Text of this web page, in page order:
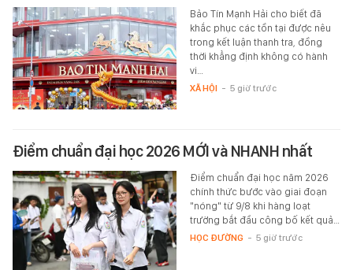
Bảo Tín Mạnh Hải cho biết đã
khắc phục các tồn tại được nêu
trong kết luận thanh tra, đồng
thời khẳng định không có hành
vi…
XÃ HỘI - 5 giờ trước
Điểm chuẩn đại học 2026 MỚI và NHANH nhất
Điểm chuẩn đại học năm 2026
chính thức bước vào giai đoạn
"nóng" từ 9/8 khi hàng loạt
trường bắt đầu công bố kết quả…
HỌC ĐƯỜNG - 5 giờ trước